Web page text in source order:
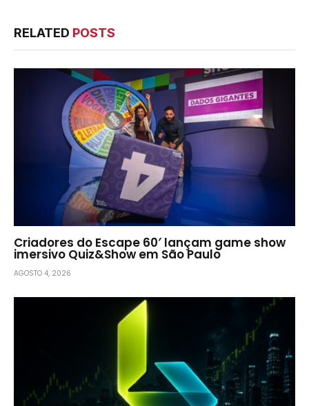
RELATED POSTS
Criadores do Escape 60′ lançam game show
imersivo Quiz&Show em São Paulo
AGOSTO 4, 2026